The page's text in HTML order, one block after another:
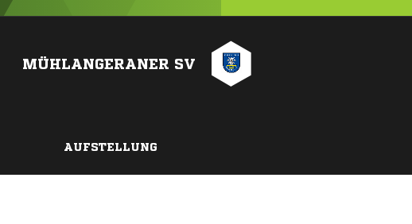
MÜHLANGERANER SV
AUFSTELLUNG